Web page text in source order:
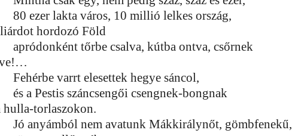
80 ezer lakta város, 10 millió lelkes ország,
hordozó Föld
apródonként tőrbe csalva, kútba ontva, csőrnek
Fehérbe varrt elesettek hegye sáncol,
és a Pestis száncsengői csengnek-bongnak
hulla-torlaszokon.
Jó anyámból nem avatunk Mákkirálynőt, gömbfenekű,